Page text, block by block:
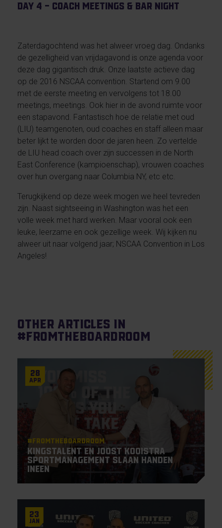
Day 4 – Coach meetings & Bar night
Zaterdagochtend was het alweer vroeg dag. Ondanks
de gezelligheid van vrijdagavond is onze agenda voor
deze dag gigantisch druk. Onze laatste actieve dag
op de 2016 NSCAA convention. Startend om 9.00
met de eerste meeting en vervolgens tot 18.00
meetings, meetings. Ook hier in de avond ruimte voor
een stapavond. Fantastisch hoe de relatie met oud
(LIU) teamgenoten, oud coaches en staff alleen maar
beter lijkt te worden door de jaren heen. Zo vertelde
de LIU head coach over zijn successen in de North
East Conference (kampioenschap), vrouwen coaches
over hun overgang naar Columbia NY, etc etc.
Terugkijkend op deze week mogen we heel tevreden
zijn. Naast sightseeing in Washington was het een
volle week met hard werken. Maar vooral ook een
leuke, leerzame en ook gezellige week. Wij kijken nu
alweer uit naar volgend jaar; NSCAA Convention in Los
Angeles!
Other articles in
#Fromtheboardroom
28
Apr
#Fromtheboardroom
KingsTalent en Joost Kooistra
Sportmanagement slaan handen
ineen
23
Jan